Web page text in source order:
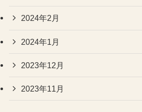
2024年2月
2024年1月
2023年12月
2023年11月